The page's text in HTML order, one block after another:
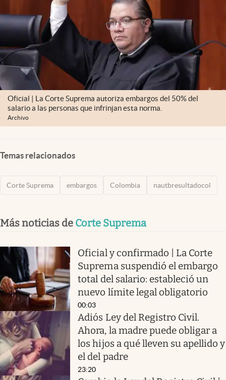
Oficial | La Corte Suprema autoriza embargos del 50% del
salario a las personas que infrinjan esta norma.
Archivo
Temas relacionados
Corte Suprema embargos Colombia nautbresultadocol
Más noticias de Corte Suprema
Oficial y confirmado | La Corte
Suprema suspendió el embargo
total del salario: estableció un
nuevo límite legal obligatorio
00:03
Adiós Ley del Registro Civil.
Ahora, la madre puede obligar a
los hijos a qué lleven su apellido y
el del padre
23:20